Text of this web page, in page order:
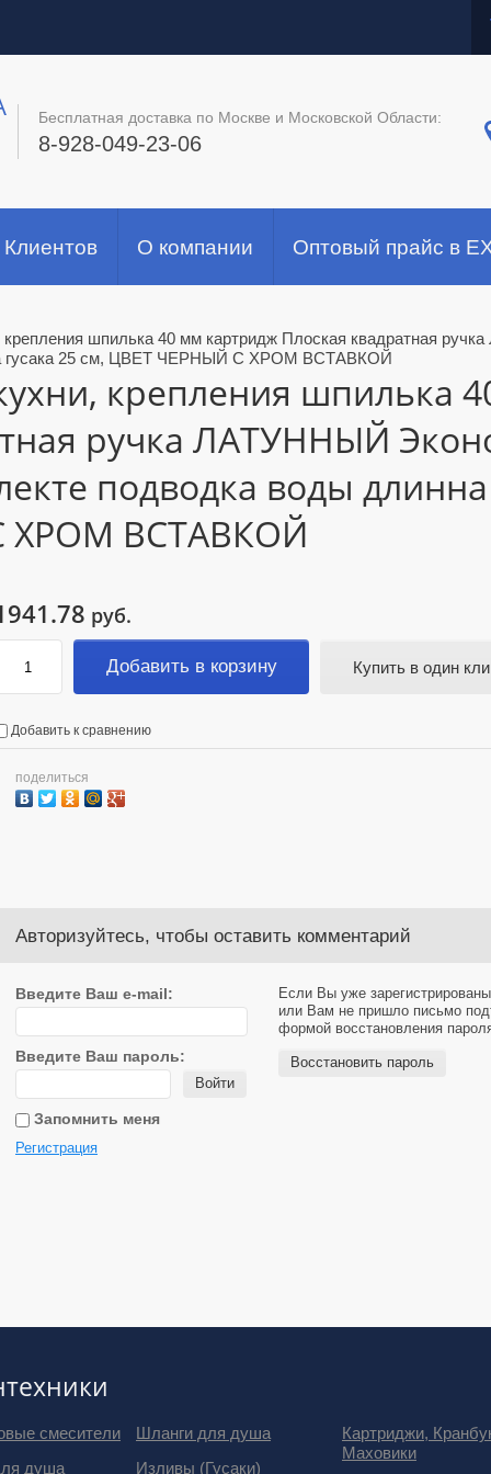
Бесплатная доставка по Москве и Московской Области:
8-928-049-23-06
О компании Оптовый прайс в
шпилька 40 мм картридж Плоская квадратная
гусака 25 см, ЦВЕТ ЧЕРНЫЙ С ХРОМ ВСТАВКОЙ
крепления шпилька
ручка ЛАТУННЫЙ
подводка воды длинна
ХРОМ ВСТАВКОЙ
руб.
Добавить в корзину Купить в один
Добавить к сравнению
поделиться
Авторизуйтесь, чтобы оставить комментарий
Введите Ваш e-mail:
Введите Ваш пароль:
Войти
Запомнить меня
Регистрация
Если Вы уже
или Вам не пришло письмо
формой восстановления
Восстановить пароль
смесители
душа
Шланги для душа
Изливы (Гусаки)
Картриджи,
Маховики